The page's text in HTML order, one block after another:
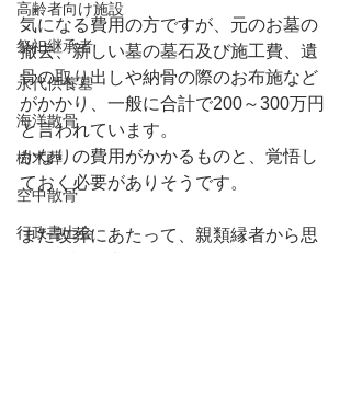
高齢者向け施設
祭祀継承者
永代供養墓
海洋散骨
樹木葬
空中散骨
行政書士会
気になる費用の方ですが、元のお墓の
撤去、新しい墓の墓石及び施工費、遺
骨の取り出しや納骨の際のお布施など
がかかり、一般に合計で200～300万円
と言われています。
かなりの費用がかかるものと、覚悟し
ておく必要がありそうです。
また改葬にあたって、親類縁者から思